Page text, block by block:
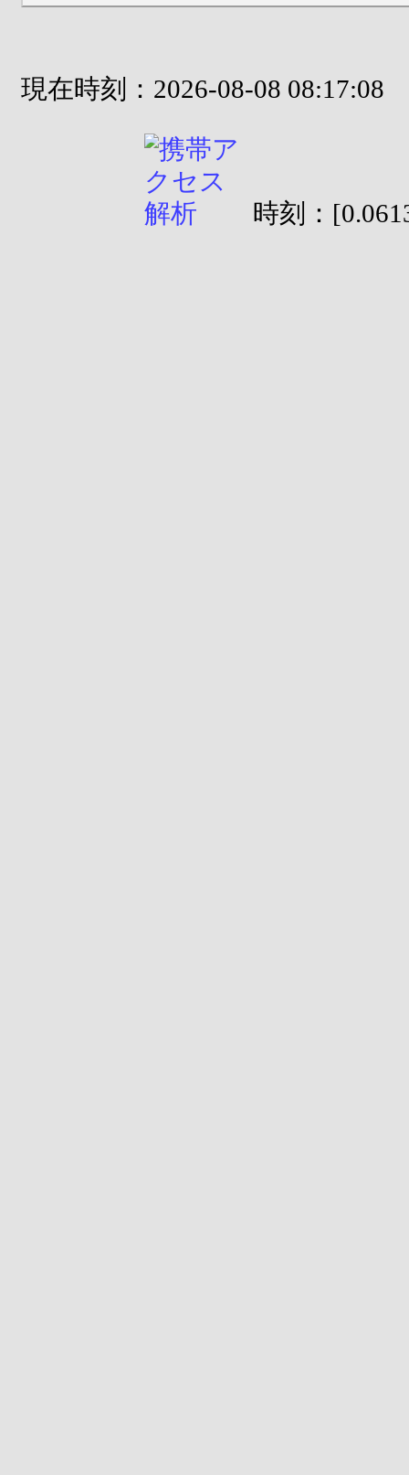
現在時刻：2026-08-08 08:17:08
時刻：